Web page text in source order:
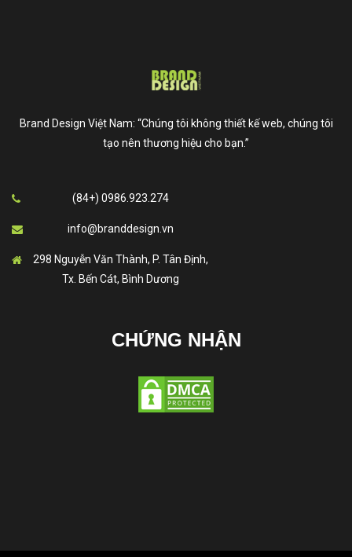
Brand Design Việt Nam: “Chúng tôi không thiết kế web, chúng tôi
tạo nên thương hiệu cho bạn.”
(84+) 0986.923.274
info@branddesign.vn
298 Nguyễn Văn Thành, P. Tân Định,
Tx. Bến Cát, Bình Dương
CHỨNG NHẬN